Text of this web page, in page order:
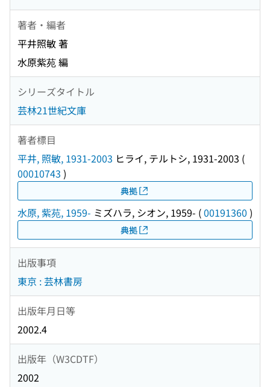
著者・編者
平井照敏 著
水原紫苑 編
シリーズタイトル
芸林21世紀文庫
著者標目
平井, 照敏, 1931-2003 ヒライ, テルトシ, 1931-2003 (
00010743 )
典拠
水原, 紫苑, 1959- ミズハラ, シオン, 1959- (00191360 )
典拠
出版事項
東京 : 芸林書房
出版年月日等
2002.4
出版年（W3CDTF）
2002